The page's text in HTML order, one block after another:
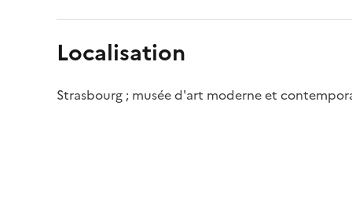
Localisation
Strasbourg ; musée d'art moderne et